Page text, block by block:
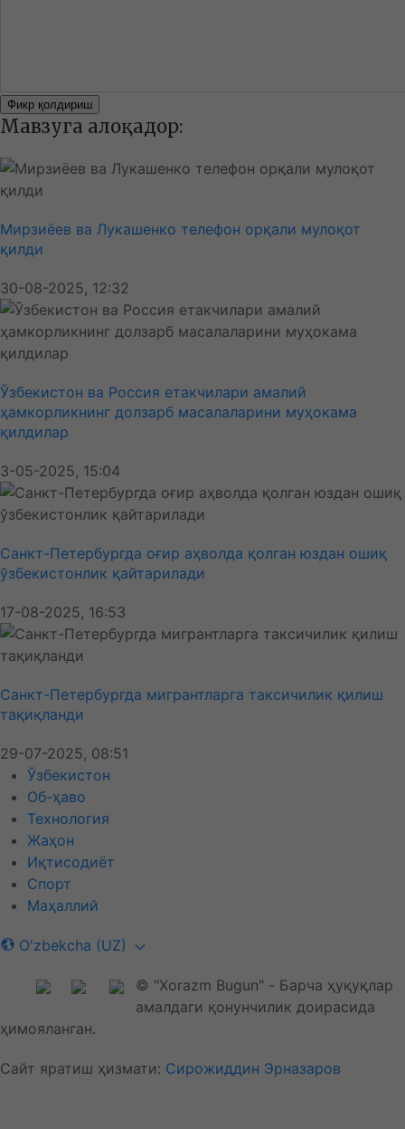
Фикр қолдириш
Мавзуга алоқадор:
Мирзиёев ва Лукашенко телефон орқали мулоқот
қилди
30-08-2025, 12:32
Ўзбекистон ва Россия етакчилари амалий
ҳамкорликнинг долзарб масалаларини муҳокама
қилдилар
3-05-2025, 15:04
Санкт-Петербургда оғир аҳволда қолган юздан ошиқ
ўзбекистонлик қайтарилади
17-08-2025, 16:53
Санкт-Петербургда мигрантларга таксичилик қилиш
тақиқланди
29-07-2025, 08:51
Ўзбекистон
Об-ҳаво
Технология
Жаҳон
Иқтисодиёт
Спорт
Маҳаллий
O'zbekcha (UZ)
© "Xorazm Bugun" - Барча ҳуқуқлар
амалдаги қонунчилик доирасида
ҳимояланган.
Сайт яратиш ҳизмати: Сирожиддин Эрназаров